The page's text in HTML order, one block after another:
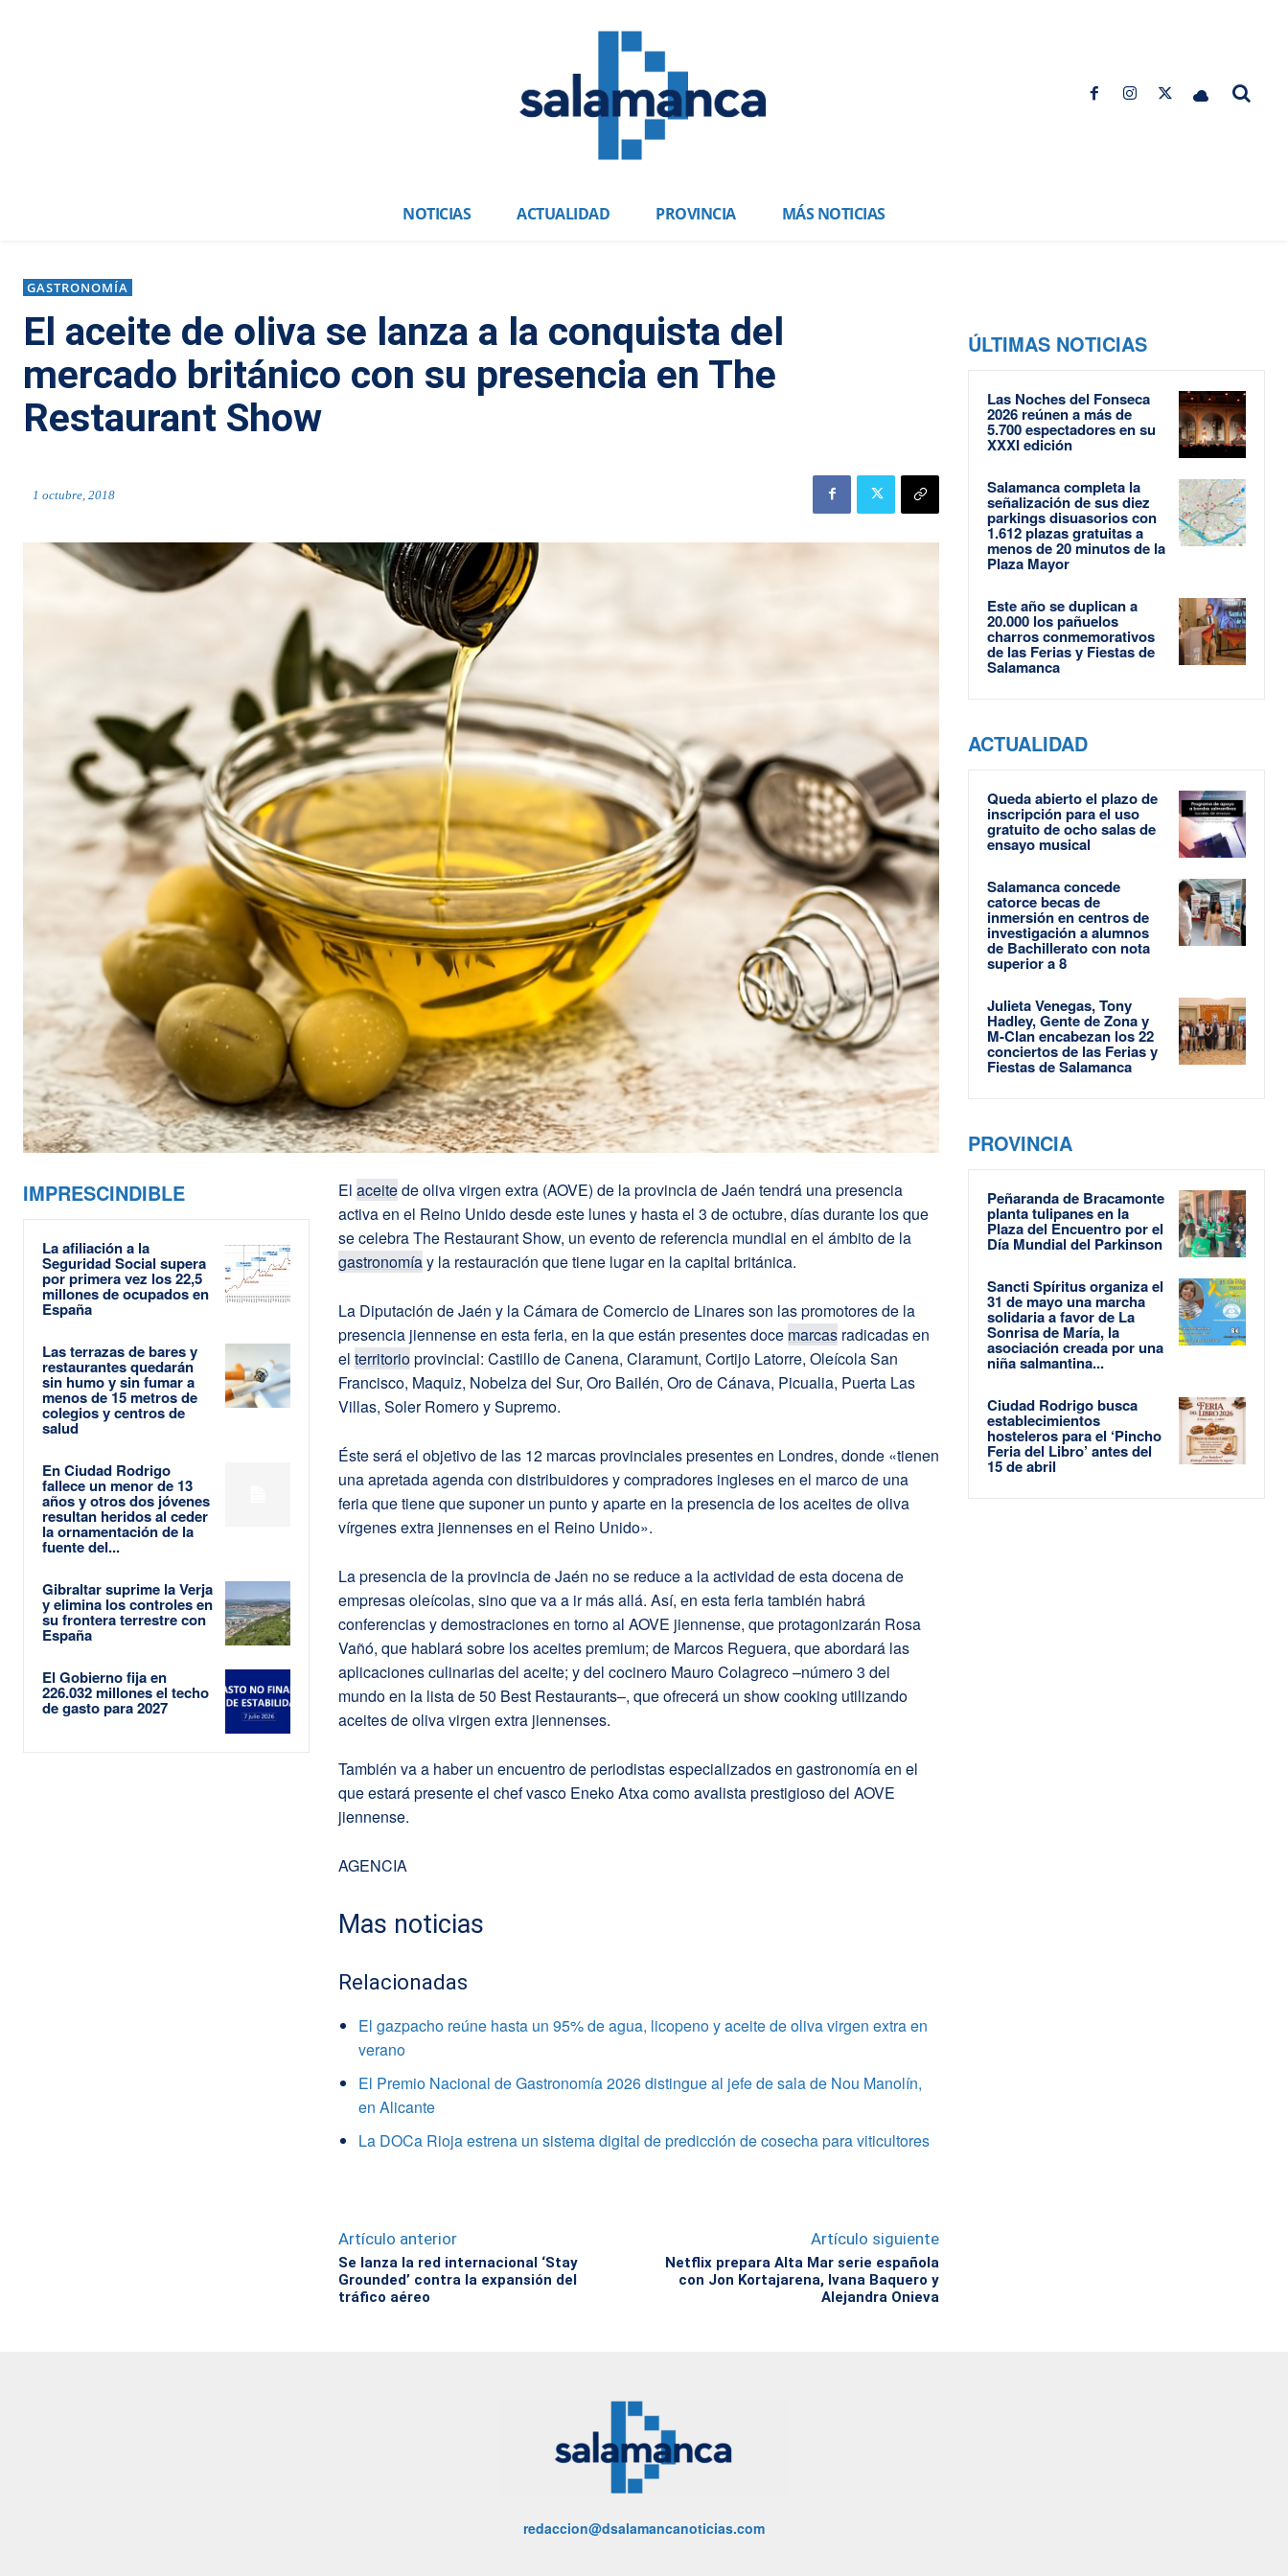
NOTICIAS ACTUALIDAD PROVINCIA MÁS NOTICIAS
GASTRONOMÍA
El aceite de oliva se lanza a la conquista del
mercado británico con su presencia en The
Restaurant Show
1 octubre, 2018
IMPRESCINDIBLE
La afiliación a la
Seguridad Social supera
por primera vez los 22,5
millones de ocupados en
España
Las terrazas de bares y
restaurantes quedarán
sin humo y sin fumar a
menos de 15 metros de
colegios y centros de
salud
En Ciudad Rodrigo
fallece un menor de 13
años y otros dos jóvenes
resultan heridos al ceder
la ornamentación de la
fuente del...
Gibraltar suprime la Verja
y elimina los controles en
su frontera terrestre con
España
El Gobierno fija en
226.032 millones el techo
de gasto para 2027
El aceitede oliva virgen extra (AOVE) de la provincia de Jaén tendrá una presencia
activa en el Reino Unido desde este lunes y hasta el 3 de octubre, días durante los que
se celebra The Restaurant Show, un evento de referencia mundial en el ámbito de la
gastronomíay la restauración que tiene lugar en la capital británica.
La Diputación de Jaén y la Cámara de Comercio de Linares son las promotores de la
presencia jiennense en esta feria, en la que están presentes doce marcasradicadas en
el territorioprovincial: Castillo de Canena, Claramunt, Cortijo Latorre, Oleícola San
Francisco, Maquiz, Nobelza del Sur, Oro Bailén, Oro de Cánava, Picualia, Puerta Las
Villas, Soler Romero y Supremo.
Éste será el objetivo de las 12 marcas provinciales presentes en Londres, donde «tienen
una apretada agenda con distribuidores y compradores ingleses en el marco de una
feria que tiene que suponer un punto y aparte en la presencia de los aceites de oliva
vírgenes extra jiennenses en el Reino Unido».
La presencia de la provincia de Jaén no se reduce a la actividad de esta docena de
empresas oleícolas, sino que va a ir más allá. Así, en esta feria también habrá
conferencias y demostraciones en torno al AOVE jiennense, que protagonizarán Rosa
Vañó, que hablará sobre los aceites premium; de Marcos Reguera, que abordará las
aplicaciones culinarias del aceite; y del cocinero Mauro Colagreco –número 3 del
mundo en la lista de 50 Best Restaurants–, que ofrecerá un show cooking utilizando
aceites de oliva virgen extra jiennenses.
También va a haber un encuentro de periodistas especializados en gastronomía en el
que estará presente el chef vasco Eneko Atxa como avalista prestigioso del AOVE
jiennense.
AGENCIA
Mas noticias
Relacionadas
El gazpacho reúne hasta un 95% de agua, licopeno y aceite de oliva virgen extra en
verano
El Premio Nacional de Gastronomía 2026 distingue al jefe de sala de Nou Manolín,
en Alicante
La DOCa Rioja estrena un sistema digital de predicción de cosecha para viticultores
Artículo anterior
Se lanza la red internacional ‘Stay
Grounded’ contra la expansión del
tráfico aéreo
Artículo siguiente
Netflix prepara Alta Mar serie española
con Jon Kortajarena, Ivana Baquero y
Alejandra Onieva
ÚLTIMAS NOTICIAS
Las Noches del Fonseca
2026 reúnen a más de
5.700 espectadores en su
XXXI edición
Salamanca completa la
señalización de sus diez
parkings disuasorios con
1.612 plazas gratuitas a
menos de 20 minutos de la
Plaza Mayor
Este año se duplican a
20.000 los pañuelos
charros conmemorativos
de las Ferias y Fiestas de
Salamanca
ACTUALIDAD
Queda abierto el plazo de
inscripción para el uso
gratuito de ocho salas de
ensayo musical
Salamanca concede
catorce becas de
inmersión en centros de
investigación a alumnos
de Bachillerato con nota
superior a 8
Julieta Venegas, Tony
Hadley, Gente de Zona y
M-Clan encabezan los 22
conciertos de las Ferias y
Fiestas de Salamanca
PROVINCIA
Peñaranda de Bracamonte
planta tulipanes en la
Plaza del Encuentro por el
Día Mundial del Parkinson
Sancti Spíritus organiza el
31 de mayo una marcha
solidaria a favor de La
Sonrisa de María, la
asociación creada por una
niña salmantina...
Ciudad Rodrigo busca
establecimientos
hosteleros para el ‘Pincho
Feria del Libro’ antes del
15 de abril
redaccion@dsalamancanoticias.com